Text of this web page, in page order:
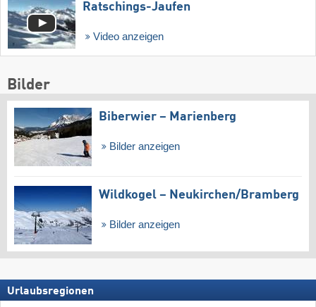
Ratschings-Jaufen
Video anzeigen
Bilder
Biberwier – Marienberg
Bilder anzeigen
Wildkogel – Neukirchen/​Bramberg
Bilder anzeigen
Urlaubsregionen